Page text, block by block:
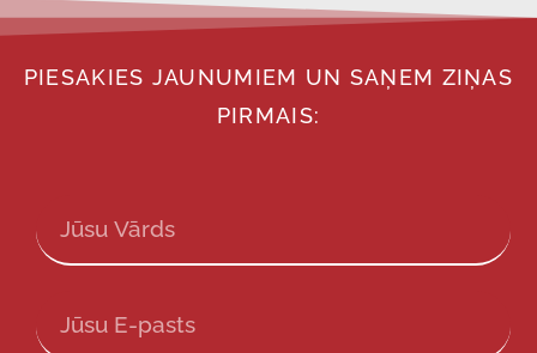
PIESAKIES JAUNUMIEM UN SAŅEM ZIŅAS
PIRMAIS: